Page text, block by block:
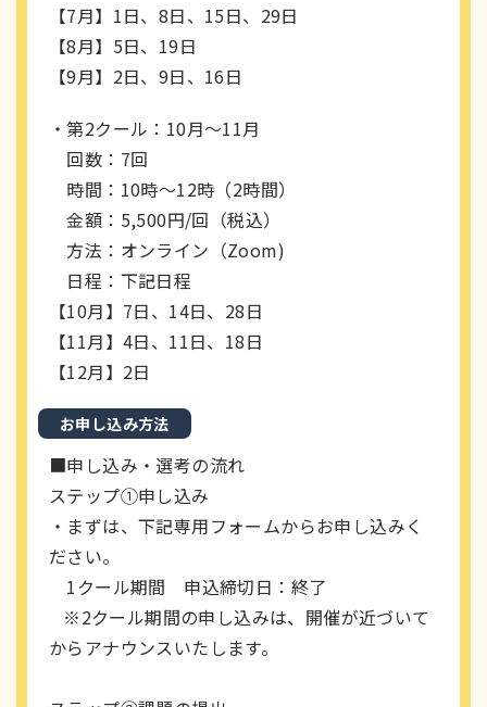
【7月】1日、8日、15日、29日
【8月】5日、19日
【9月】2日、9日、16日
・第2クール：10月〜11月
回数：7回
時間：10時～12時（2時間）
金額：5,500円/回（税込）
方法：オンライン（Zoom)
日程：下記日程
【10月】7日、14日、28日
【11月】4日、11日、18日
【12月】2日
お申し込み方法
■申し込み・選考の流れ
ステップ①申し込み
・まずは、下記専用フォームからお申し込みく
ださい。
1クール期間 申込締切日：終了
※2クール期間の申し込みは、開催が近づいて
からアナウンスいたします。